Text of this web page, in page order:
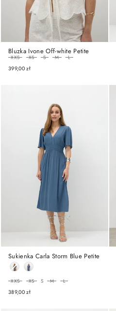
Bluzka Ivone Off-white Petite
ROZMIAR
XXS XS S M L
399,00 zł
Sukienka Carla Storm Blue Petite
ROZMIAR
XXS XS S M L
389,00 zł